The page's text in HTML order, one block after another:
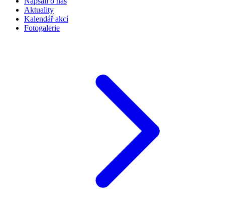
Aktuality
Kalendář akcí
Fotogalerie